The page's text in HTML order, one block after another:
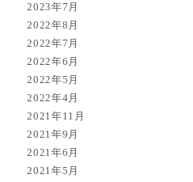
2023年7月
2022年8月
2022年7月
2022年6月
2022年5月
2022年4月
2021年11月
2021年9月
2021年6月
2021年5月